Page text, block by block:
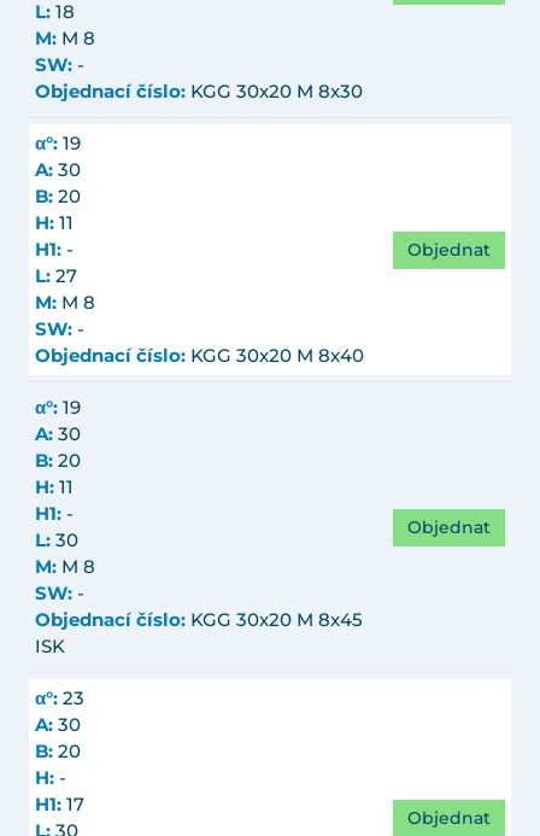
L: 18
M: M 8
SW: -
Objednací číslo: KGG 30x20 M 8x30
α°: 19
A: 30
B: 20
H: 11
H1: -
L: 27
M: M 8
SW: -
Objednací číslo: KGG 30x20 M 8x40
Objednat
α°: 19
A: 30
B: 20
H: 11
H1: -
L: 30
M: M 8
SW: -
Objednací číslo: KGG 30x20 M 8x45
ISK
Objednat
α°: 23
A: 30
B: 20
H: -
H1: 17
L: 30
Objednat